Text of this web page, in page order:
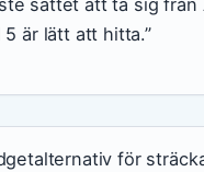
är lätt att hitta.”
för